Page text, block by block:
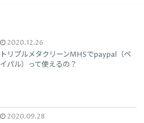
2020.12.26
トリプルメタクリーンMHSでpaypal（ペ
イパル）って使えるの？
2020.09.28